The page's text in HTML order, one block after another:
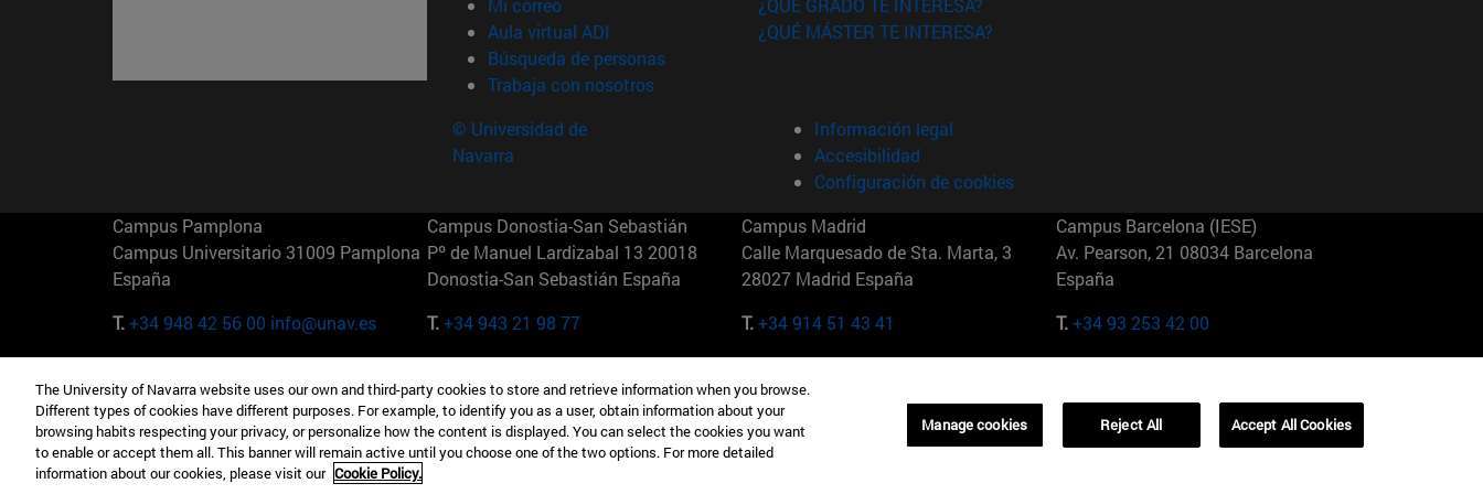
Mi correo
Aula virtual ADI (abre en nueva ventana)
Búsqueda de personas(abre en nueva ventana)
Trabaja con nosotros(abre en nueva ventana)
¿QUÉ GRADO TE INTERESA?
¿QUÉ MÁSTER TE INTERESA?
© Universidad de
Navarra
Información legal
Accesibilidad
Configuración de cookies
Campus Pamplona
Campus Universitario 31009 Pamplona
España
T.+34 948 42 56 00 info@unav.es
Campus Donostia-San Sebastián
Pº de Manuel Lardizabal 13 20018
Donostia-San Sebastián España
T.+34 943 21 98 77
Campus Madrid
Calle Marquesado de Sta. Marta, 3
28027 Madrid España
T.+34 914 51 43 41
Campus Barcelona (IESE)
Av. Pearson, 21 08034 Barcelona
España
T.+34 93 253 42 00
Camino del Cerro Águila 3 28023
Madrid España
T.+34 912 11 30 00
165 W 57th St 10019-2201 Nueva York
EE.UU
T.+1 646 346 8850
Maria-Theresia-Straße 15 81675
Múnich Alemania
T.+49 89 24209790
01321001 Bela Vista Brasil
The University of Navarra website uses our own and third-party cookies to store and retrieve information when you browse.
Different types of cookies have different purposes. For example, to identify you as a user, obtain information about your
browsing habits respecting your privacy, or personalize how the content is displayed. You can select the cookies you want
to enable or accept them all. This banner will remain active until you choose one of the two options. For more detailed
information about our cookies, please visit our Cookie Policy.
Manage cookies Reject All Accept All Cookies